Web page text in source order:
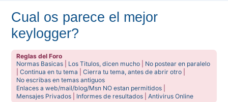
Cual os parece el mejor
keylogger?
Reglas del Foro
Normas Basicas
Los Titulos, dicen mucho
No postear en paralelo
|Continua en tu tema |Cierra tu tema, antes de abrir otro
No escribas en temas antiguos
Enlaces a web/mail/blog/Msn NO estan permitidos
Mensajes Privados
Informes de resultados |Antivirus Online